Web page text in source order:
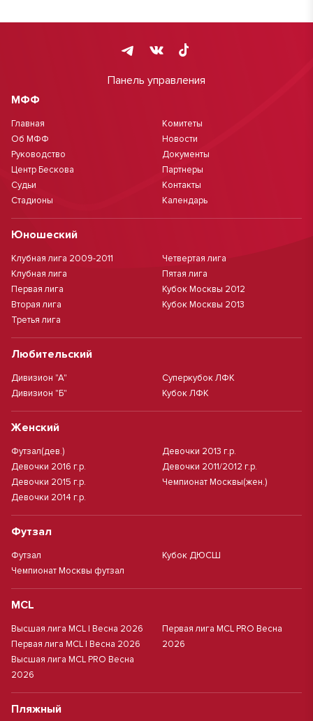
Панель управления
МФФ
Главная
Об МФФ
Руководство
Центр Бескова
Судьи
Стадионы
Комитеты
Новости
Документы
Партнеры
Контакты
Календарь
Юношеский
Клубная лига 2009-2011
Клубная лига
Первая лига
Вторая лига
Третья лига
Четвертая лига
Пятая лига
Кубок Москвы 2012
Кубок Москвы 2013
Любительский
Дивизион "А"
Дивизион "Б"
Суперкубок ЛФК
Кубок ЛФК
Женский
Футзал(дев.)
Девочки 2016 г.р.
Девочки 2015 г.р.
Девочки 2014 г.р.
Девочки 2013 г.р.
Девочки 2011/2012 г.р.
Чемпионат Москвы(жен.)
Футзал
Футзал
Чемпионат Москвы футзал
Кубок ДЮСШ
MCL
Высшая лига MCL | Весна 2026
Первая лига MCL | Весна 2026
Высшая лига MCL PRO Весна
2026
Первая лига MCL PRO Весна
2026
Пляжный